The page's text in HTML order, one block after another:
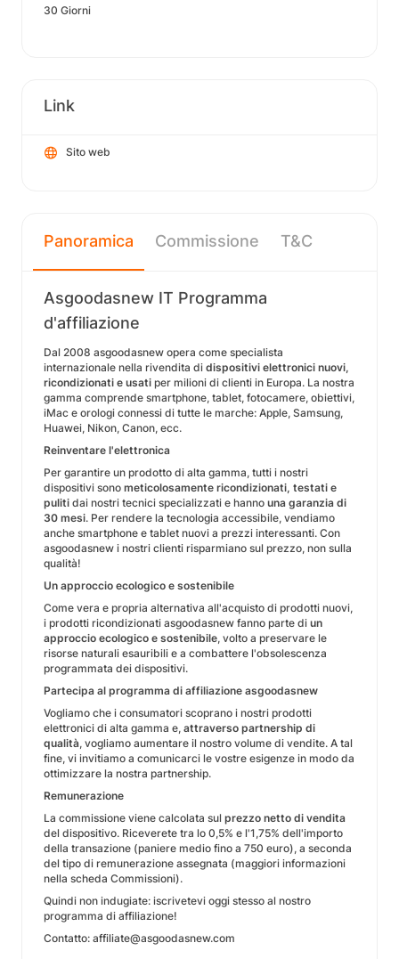
30 Giorni
Link
Sito web
Panoramica Commissione T&C
Asgoodasnew IT Programma
d'affiliazione
Dal 2008 asgoodasnew opera come specialista
internazionale nella rivendita di dispositivi elettronici nuovi,
ricondizionati e usati per milioni di clienti in Europa. La nostra
gamma comprende smartphone, tablet, fotocamere, obiettivi,
iMac e orologi connessi di tutte le marche: Apple, Samsung,
Huawei, Nikon, Canon, ecc.
Reinventare l'elettronica
Per garantire un prodotto di alta gamma, tutti i nostri
dispositivi sono meticolosamente ricondizionati, testati e
puliti dai nostri tecnici specializzati e hanno una garanzia di
30 mesi. Per rendere la tecnologia accessibile, vendiamo
anche smartphone e tablet nuovi a prezzi interessanti. Con
asgoodasnew i nostri clienti risparmiano sul prezzo, non sulla
qualità!
Un approccio ecologico e sostenibile
Come vera e propria alternativa all'acquisto di prodotti nuovi,
i prodotti ricondizionati asgoodasnew fanno parte di un
approccio ecologico e sostenibile, volto a preservare le
risorse naturali esauribili e a combattere l'obsolescenza
programmata dei dispositivi.
Partecipa al programma di affiliazione asgoodasnew
Vogliamo che i consumatori scoprano i nostri prodotti
elettronici di alta gamma e, attraverso partnership di
qualità, vogliamo aumentare il nostro volume di vendite. A tal
fine, vi invitiamo a comunicarci le vostre esigenze in modo da
ottimizzare la nostra partnership.
Remunerazione
La commissione viene calcolata sul prezzo netto di vendita
del dispositivo. Riceverete tra lo 0,5% e l'1,75% dell'importo
della transazione (paniere medio fino a 750 euro), a seconda
del tipo di remunerazione assegnata (maggiori informazioni
nella scheda Commissioni).
Quindi non indugiate: iscrivetevi oggi stesso al nostro
programma di affiliazione!
Contatto: affiliate@asgoodasnew.com